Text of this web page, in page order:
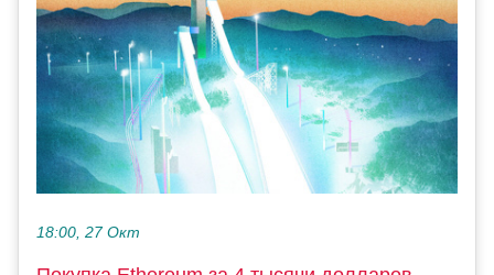
18:00, 27 Окт